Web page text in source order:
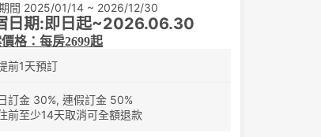
間 2025/01/14 ~ 2026/12/30
日期:即日起~2026.06.30
格：每房2699起
專案:
士四人/騎士雙人 (依人數為主)
送三隻小豬觀光農場門票(門票
費住房人數提供,最多四人)
費服務設施:礦泉水/無線網路/室
前1天預訂
訂金 30%, 連假訂金 50%
前至少14天取消可全額退款